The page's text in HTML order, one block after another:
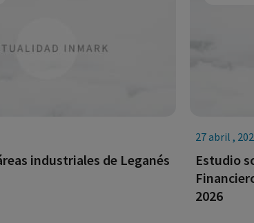
industriales de Leganés
27 abril ,
Estudio
2026